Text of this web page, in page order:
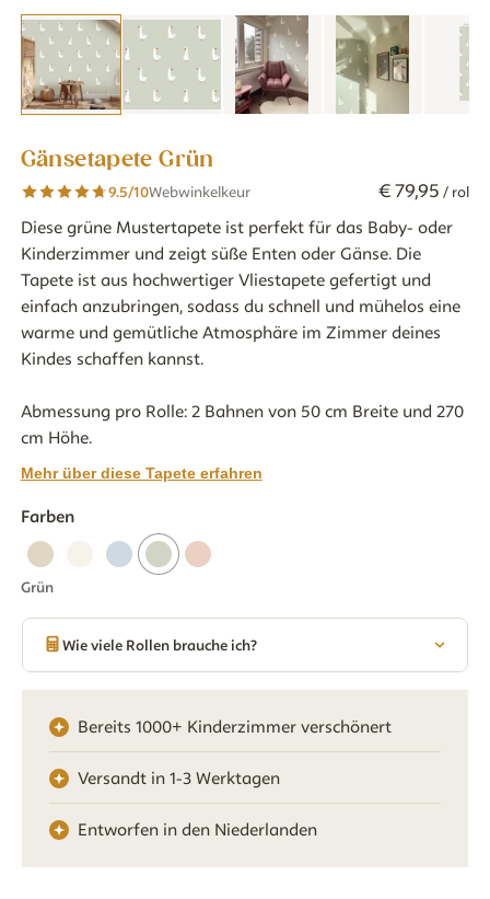
Gänsetapete Grün
9.5/10Webwinkelkeur €79,95 / rol
Diese grüne Mustertapete ist perfekt für das Baby- oder
Kinderzimmer und zeigt süße Enten oder Gänse. Die
Tapete ist aus hochwertiger Vliestapete gefertigt und
einfach anzubringen, sodass du schnell und mühelos eine
warme und gemütliche Atmosphäre im Zimmer deines
Kindes schaffen kannst.
Abmessung pro Rolle: 2 Bahnen von 50 cm Breite und 270
cm Höhe.
Mehr über diese Tapete erfahren
Farben
Grün
Wie viele Rollen brauche ich?
Bereits 1000+ Kinderzimmer verschönert
Versandt in 1-3 Werktagen
Entworfen in den Niederlanden